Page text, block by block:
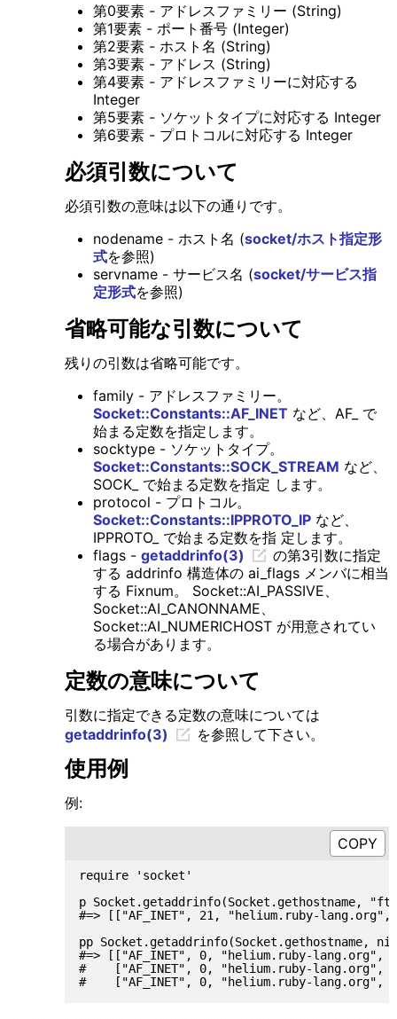
第0要素 - アドレスファミリー (String)
第1要素 - ポート番号 (Integer)
第2要素 - ホスト名 (String)
第3要素 - アドレス (String)
第4要素 - アドレスファミリーに対応する
Integer
第5要素 - ソケットタイプに対応する Integer
第6要素 - プロトコルに対応する Integer
必須引数について
必須引数の意味は以下の通りです。
nodename - ホスト名 (socket/ホスト指定形
式を参照)
servname - サービス名 (socket/サービス指
定形式を参照)
省略可能な引数について
残りの引数は省略可能です。
family - アドレスファミリー。
Socket::Constants::AF_INET など、AF_ で
始まる定数を指定します。
socktype - ソケットタイプ。
Socket::Constants::SOCK_STREAM など、
SOCK_ で始まる定数を指定 します。
protocol - プロトコル。
Socket::Constants::IPPROTO_IPなど、
IPPROTO_ で始まる定数を指 定します。
flags - getaddrinfo(3)
の第3引数に指定
する addrinfo 構造体の ai_flags メンバに相当
する Fixnum。 Socket::AI_PASSIVE、
Socket::AI_CANONNAME、
Socket::AI_NUMERICHOST が用意されてい
る場合があります。
定数の意味について
引数に指定できる定数の意味については
getaddrinfo(3)
を参照して下さい。
使用例
例:
require 'socket'
p Socket.getaddrinfo(Socket.gethostname,
#=> [["AF_INET", 21, "helium.ruby-
pp Socket.getaddrinfo(Socket.gethostname,
#=> [["AF_INET", 0, "helium.ruby-lang.org",
#    ["AF_INET", 0, "helium.ruby-lang.org",